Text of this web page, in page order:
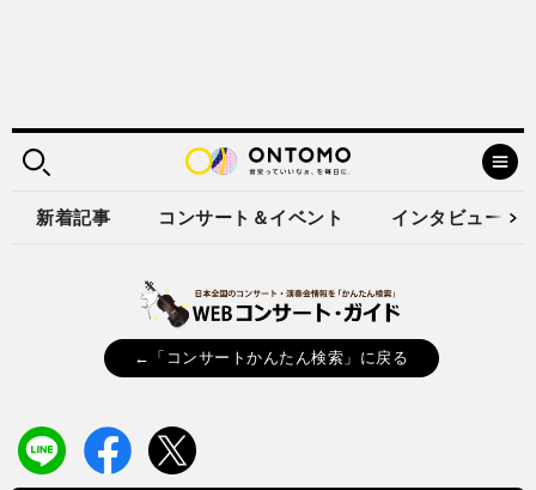
新着記事 コンサート＆イベント インタビュー
←「コンサートかんたん検索」に戻る